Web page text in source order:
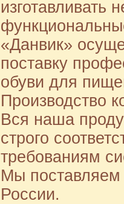
изготавливать
«Данвик»
поставку
обуви для
Производство
Вся наша
строго
требованиям
Мы поставляем
России.